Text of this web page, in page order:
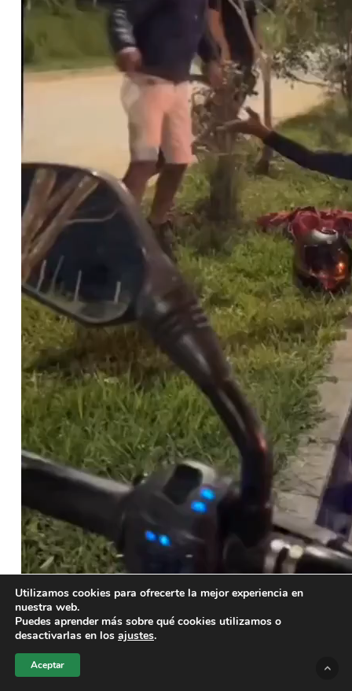
Utilizamos cookies para ofrecerte la mejor experiencia en
nuestra web.
Puedes aprender más sobre qué cookies utilizamos o
desactivarlas en los ajustes.
Aceptar